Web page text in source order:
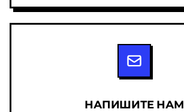
НАПИШИТЕ НАМ